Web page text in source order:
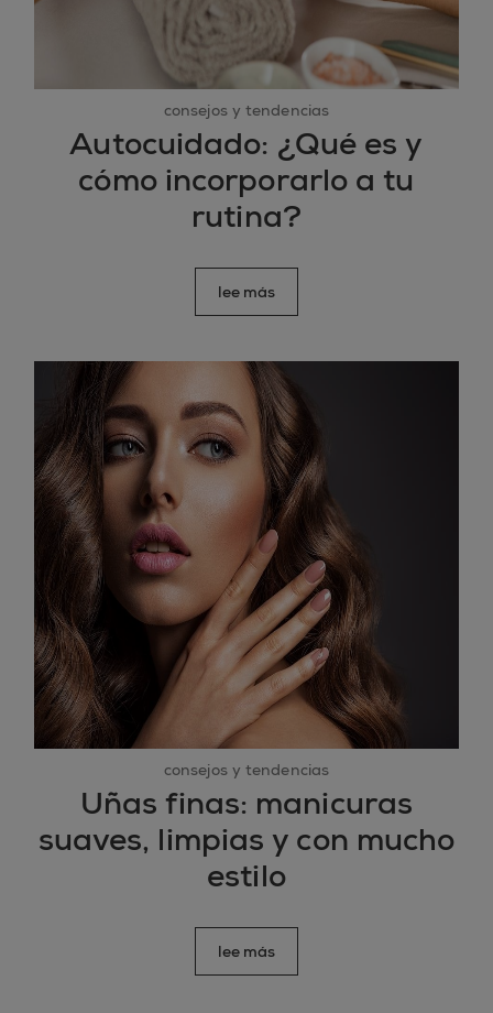
consejos y tendencias
Autocuidado: ¿Qué es y
cómo incorporarlo a tu
rutina?
lee más
consejos y tendencias
Uñas finas: manicuras
suaves, limpias y con mucho
estilo
lee más